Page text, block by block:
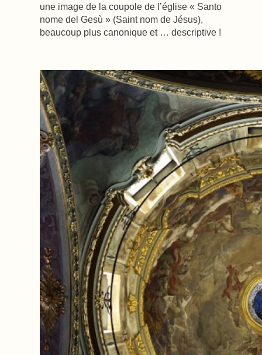
une image de la coupole de l’église « Santo
nome del Gesù » (Saint nom de Jésus),
beaucoup plus canonique et … descriptive !